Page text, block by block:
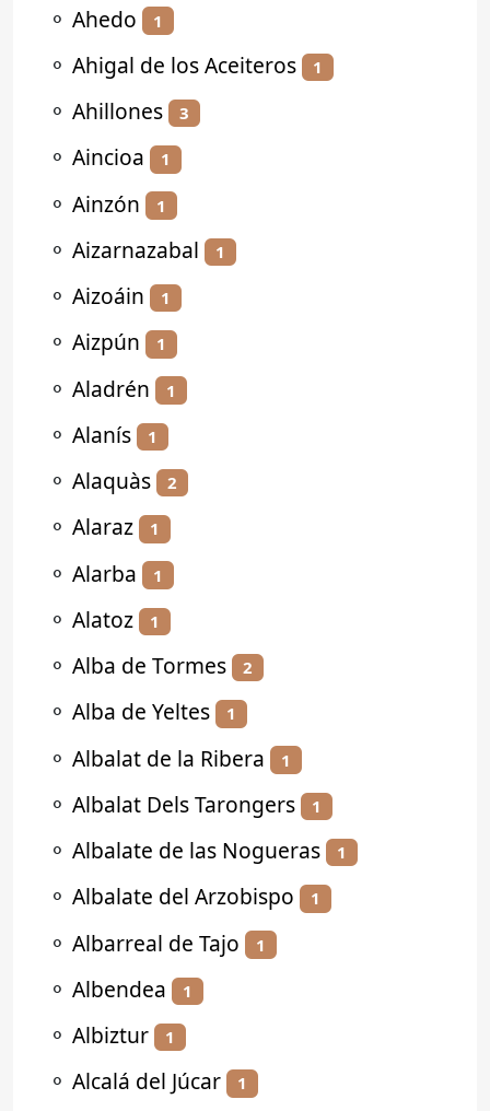
⚬ Ahedo 1
⚬ Ahigal de los Aceiteros 1
⚬ Ahillones 3
⚬ Aincioa 1
⚬ Ainzón 1
⚬ Aizarnazabal 1
⚬ Aizoáin 1
⚬ Aizpún 1
⚬ Aladrén 1
⚬ Alanís 1
⚬ Alaquàs 2
⚬ Alaraz 1
⚬ Alarba 1
⚬ Alatoz 1
⚬ Alba de Tormes 2
⚬ Alba de Yeltes 1
⚬ Albalat de la Ribera 1
⚬ Albalat Dels Tarongers 1
⚬ Albalate de las Nogueras 1
⚬ Albalate del Arzobispo 1
⚬ Albarreal de Tajo 1
⚬ Albendea 1
⚬ Albiztur 1
⚬ Alcalá del Júcar 1